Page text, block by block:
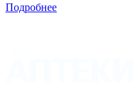
Подробнее